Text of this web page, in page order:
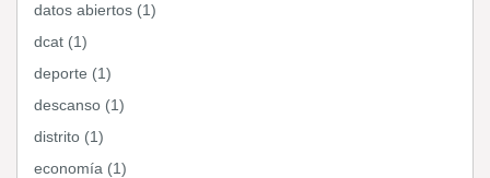
datos abiertos (1)
dcat (1)
deporte (1)
descanso (1)
distrito (1)
economía (1)